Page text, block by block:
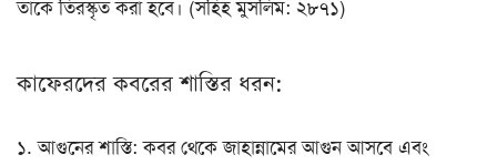
তাকে তিরস্কৃত করা হবে। (সহিহ মুসলিম: ২৮৭১)
কাফেরদের কবরের শাস্তির ধরন:
১. আগুনের শাস্তি: কবর থেকে জাহান্নামের আগুন আসবে এবং